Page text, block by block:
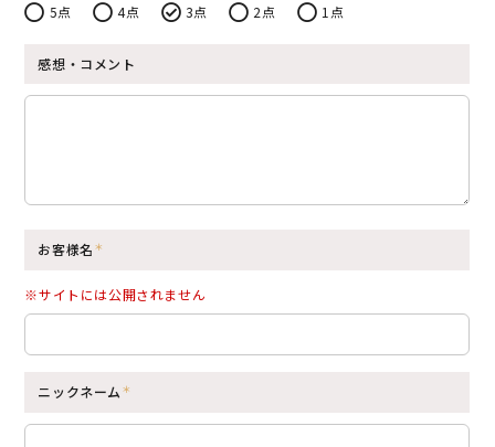
5点 4点 3点 2点 1点
感想・コメント
お客様名
※サイトには公開されません
ニックネーム